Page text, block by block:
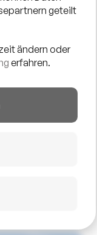
geteilt
ändern oder
erfahren.